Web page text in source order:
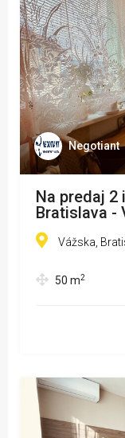
Negotiant
Na predaj 2
Bratislava -
Vážska,
50 m2